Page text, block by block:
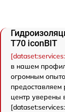
T70 iconBIT
в нашем
огромным
центр уверены